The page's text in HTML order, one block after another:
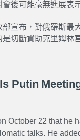
後可能毫無進展表
宣布，對俄羅斯最
是切斷資助克里姆林
Putin
October 22 that he
talks. He